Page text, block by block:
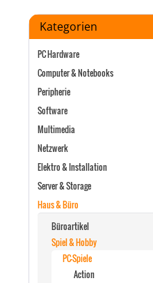
Kategorien
PC Hardware
Computer & Notebooks
Peripherie
Software
Multimedia
Netzwerk
Elektro & Installation
Server & Storage
Haus & Büro
Büroartikel
Spiel & Hobby
PC-Spiele
Action